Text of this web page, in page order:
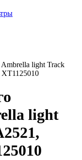
light Track
XT1125010
light